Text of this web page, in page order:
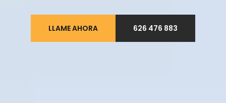
LLAME AHORA 626 476 883